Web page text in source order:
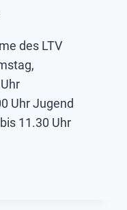
des LTV
Uhr Jugend
11.30 Uhr